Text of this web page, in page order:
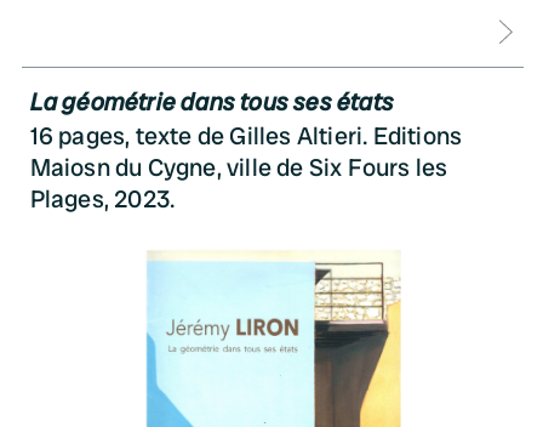
La géométrie dans tous ses états
16 pages, texte de Gilles Altieri. Editions
Maiosn du Cygne, ville de Six Fours les
Plages, 2023.